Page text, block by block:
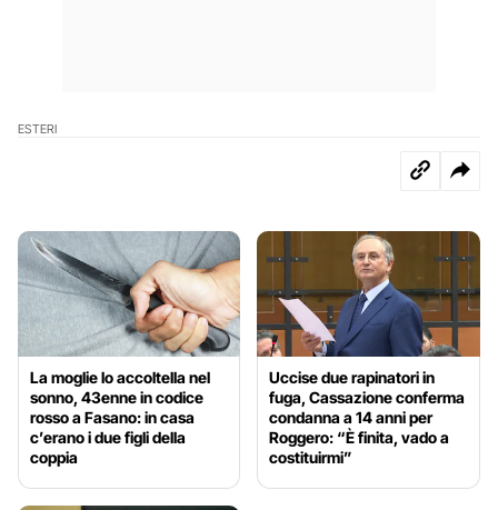
ESTERI
La moglie lo accoltella nel
sonno, 43enne in codice
rosso a Fasano: in casa
c’erano i due figli della
coppia
Uccise due rapinatori in
fuga, Cassazione conferma
condanna a 14 anni per
Roggero: “È finita, vado a
costituirmi”